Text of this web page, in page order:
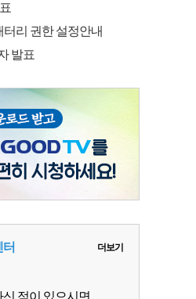
리 권한 설정안내
발표
터 더보기
점이 있으시면